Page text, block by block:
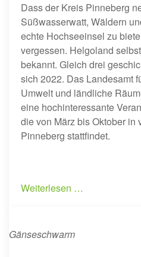
Dass der Kreis Pinneberg
Süßwasserwatt, Wäldern
echte Hochseeinsel zu
vergessen. Helgoland
bekannt. Gleich drei
sich 2022. Das Landesamt
Umwelt und ländliche
eine hochinteressante
die von März bis Oktober in
Pinneberg stattfindet.
Weiterlesen …
Gänseschwarm